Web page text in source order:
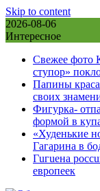
Skip to content
2026-08-06
Интересное
Свежее фото
ступор»
Папины
своих
Фигурка-
формой в
«Худенькие
Гагарина в
Гuгuена
европеек